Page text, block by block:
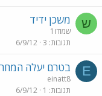
ש משכן ידיד
שמודו1
תגובות 3
6/9/12
E בטרם יעלה המחר
einatt8
תגובות 1
6/9/12